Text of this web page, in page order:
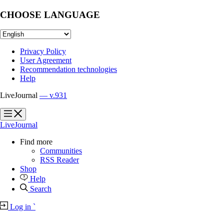
CHOOSE LANGUAGE
Privacy Policy
User Agreement
Recommendation technologies
Help
LiveJournal — v.931
?
?
LiveJournal
Find more
Communities
RSS Reader
Shop
Help
Search
Log in `